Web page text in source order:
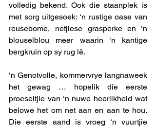
volledig bekend. Ook die staanplek is
met sorg uitgesoek: ‘n rustige oase van
reusebome, netjiese grasperke en ‘n
blouselblou meer waarin ‘n kantige
bergkruin op sy rug lê.
‘n Genotvolle, kommervrye langnaweek
het gewag … hopelik die eerste
proeseltjie van ‘n nuwe heerlikheid wat
belowe het om net aan en aan te hou.
Die eerste aand is vroeg ‘n vuurtjie